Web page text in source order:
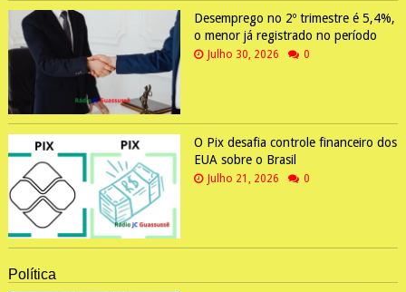
Desemprego no 2º trimestre é 5,4%,
o menor já registrado no período
Julho 30, 2026 0
O Pix desafia controle financeiro dos
EUA sobre o Brasil
Julho 21, 2026 0
Política